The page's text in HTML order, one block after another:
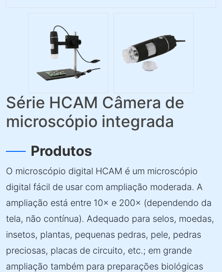
Série HCAM Câmera de
microscópio integrada
Produtos
O microscópio digital HCAM é um microscópio
digital fácil de usar com ampliação moderada. A
ampliação está entre 10× e 200× (dependendo da
tela, não contínua). Adequado para selos, moedas,
insetos, plantas, pequenas pedras, pele, pedras
preciosas, placas de circuito, etc.; em grande
ampliação também para preparações biológicas